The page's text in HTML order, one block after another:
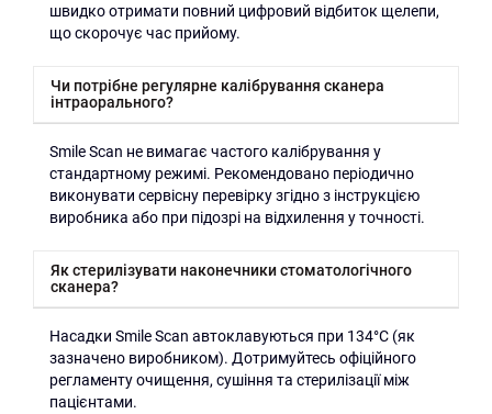
швидко отримати повний цифровий відбиток щелепи,
що скорочує час прийому.
Чи потрібне регулярне калібрування сканера
інтраорального?
Smile Scan не вимагає частого калібрування у
стандартному режимі. Рекомендовано періодично
виконувати сервісну перевірку згідно з інструкцією
виробника або при підозрі на відхилення у точності.
Як стерилізувати наконечники стоматологічного
сканера?
Насадки Smile Scan автоклавуються при 134°C (як
зазначено виробником). Дотримуйтесь офіційного
регламенту очищення, сушіння та стерилізації між
пацієнтами.